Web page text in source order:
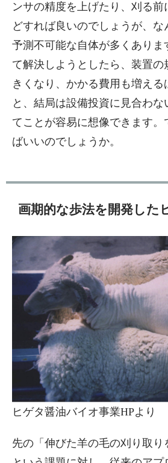
ンサの精度を上げたり、刈る前
どすれば良いのでしょうが、
予測不可能な自体が多くありま
て解決しようとしたら、装置の
きくなり、かかる費用も増える
と、結局は設備投資に見合わ
てことが容易に想像できます。
ばいいのでしょうか。
画期的な歩法を開発した
ヒゲタ醤油バイオ事業HPより
先の「伸びた羊の毛の刈り取り